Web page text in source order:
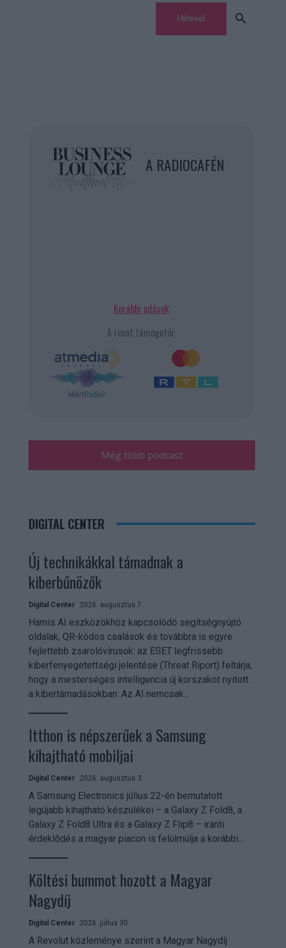
Hírlevél
A RADIOCAFÉN
Korábbi adások
A rovat támogatói:
Még több podcast
DIGITAL CENTER
Új technikákkal támadnak a
kiberbűnözők
Digital Center 2026. augusztus 7.
Hamis AI eszközökhöz kapcsolódó segítségnyújtó
oldalak, QR-kódos csalások és továbbra is egyre
fejlettebb zsarolóvírusok: az ESET legfrissebb
kiberfenyegetettségi jelentése (Threat Riport) feltárja,
hogy a mesterséges intelligencia új korszakot nyitott
a kibertámadásokban. Az AI nemcsak...
Itthon is népszerűek a Samsung
kihajtható mobiljai
Digital Center 2026. augusztus 3.
A Samsung Electronics július 22-én bemutatott
legújabb kihajtható készülékei – a Galaxy Z Fold8, a
Galaxy Z Fold8 Ultra és a Galaxy Z Flip8 – iránti
érdeklődés a magyar piacon is felülmúlja a korábbi...
Költési bummot hozott a Magyar
Nagydíj
Digital Center 2026. július 30.
A Revolut közleménye szerint a Magyar Nagydíj